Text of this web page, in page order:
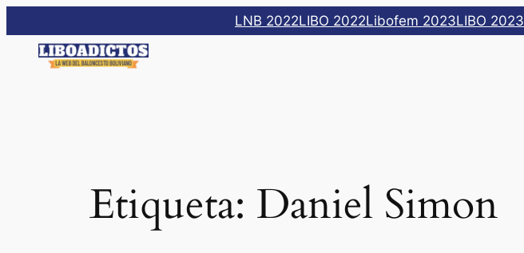
al
contenido
LNB 2022LIBO 2022Libofem 2023LIBO 2023
Etiqueta: Daniel Simon